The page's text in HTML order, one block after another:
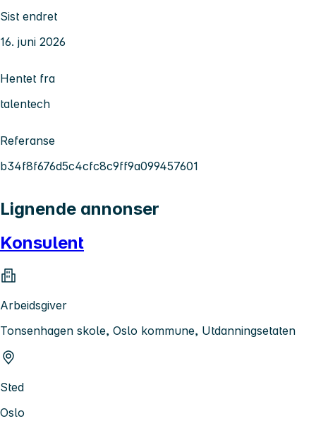
Sist endret
16. juni 2026
Hentet fra
talentech
Referanse
b34f8f676d5c4cfc8c9ff9a099457601
Lignende annonser
Konsulent
Arbeidsgiver
Tonsenhagen skole, Oslo kommune, Utdanningsetaten
Sted
Oslo